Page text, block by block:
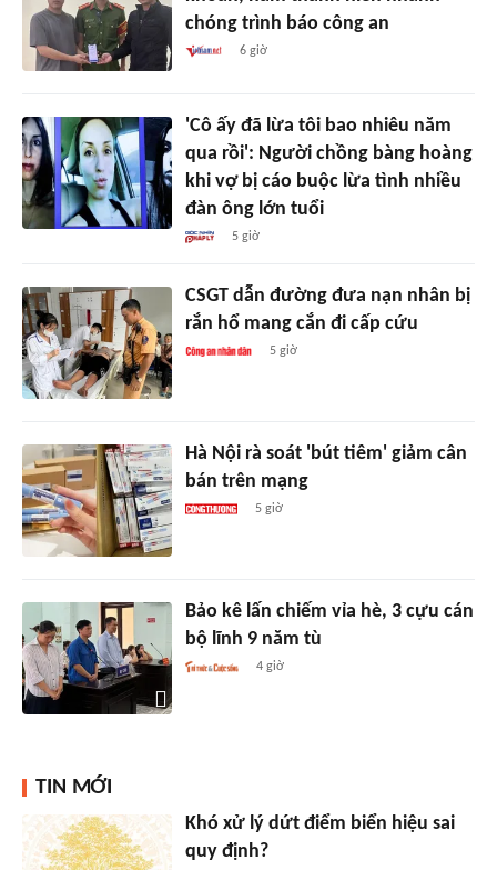
chóng trình báo công an
6 giờ
'Cô ấy đã lừa tôi bao nhiêu năm
qua rồi': Người chồng bàng hoàng
khi vợ bị cáo buộc lừa tình nhiều
đàn ông lớn tuổi
5 giờ
CSGT dẫn đường đưa nạn nhân bị
rắn hổ mang cắn đi cấp cứu
5 giờ
Hà Nội rà soát 'bút tiêm' giảm cân
bán trên mạng
5 giờ
Bảo kê lấn chiếm vỉa hè, 3 cựu cán
bộ lĩnh 9 năm tù
4 giờ
TIN MỚI
Khó xử lý dứt điểm biển hiệu sai
quy định?